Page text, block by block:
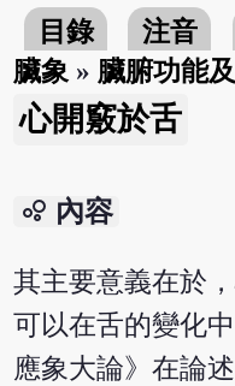
目錄 注音
臟象 » 臟腑功能
心開竅於舌
bubble_chart 內容
其主要意義在於
可以在舌的變化
應象大論》在論